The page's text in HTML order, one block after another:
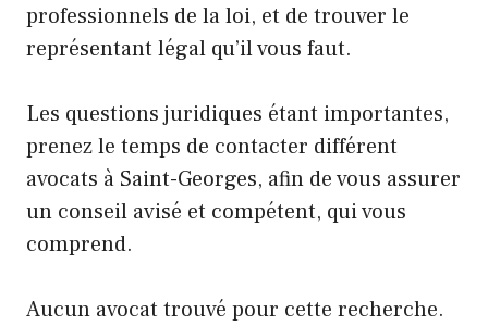
professionnels de la loi, et de trouver le
représentant légal qu’il vous faut.
Les questions juridiques étant importantes,
prenez le temps de contacter différent
avocats à Saint-Georges, afin de vous assurer
un conseil avisé et compétent, qui vous
comprend.
Aucun avocat trouvé pour cette recherche.